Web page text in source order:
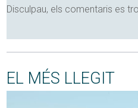
Disculpau, els comentaris es
EL MÉS LLEGIT